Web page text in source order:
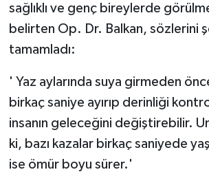
sağlıklı ve genç bireylerde
belirten Op. Dr. Balkan, sözlerini
tamamladı:
' Yaz aylarında suya girmeden
birkaç saniye ayırıp derinliği
insanın geleceğini değiştirebilir.
ki, bazı kazalar birkaç saniyede
ise ömür boyu sürer.'